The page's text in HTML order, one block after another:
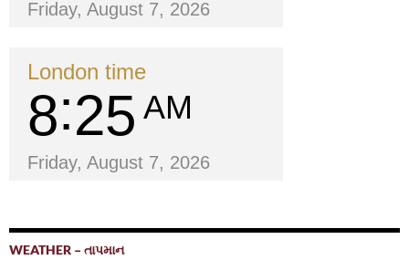
Friday, August 7, 2026
London time
8 25 AM
Friday, August 7, 2026
WEATHER – તાપમાન